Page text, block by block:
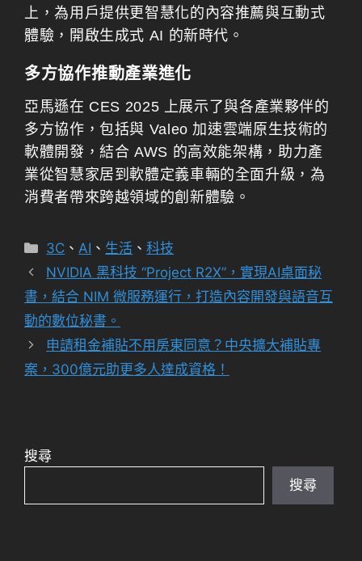
上，為用戶提供更智慧化的內容推薦與互動式
體驗，開啟生成式 AI 的新時代。
多方協作推動產業進化
亞馬遜在 CES 2025 上展示了與各產業夥伴的
多方協作，包括與 Valeo 加速雲端原生技術的
軟體開發，結合 AWS 的高效能架構，助力產
業從智慧家居到軟體定義車輛的全面升級，為
消費者帶來跨越領域的創新體驗。
分
類
3C 、 AI 、 生活 、科技
NVIDIA 黑科技 “Project R2X”，實現AI桌面秘
書，結合 NIM 微服務運行，打造內容開發與語音互
動的數位秘書。
申請租金補貼不用房東同意？中央擴大補貼專
案，300億元助更多人達成資格！
搜尋
搜尋